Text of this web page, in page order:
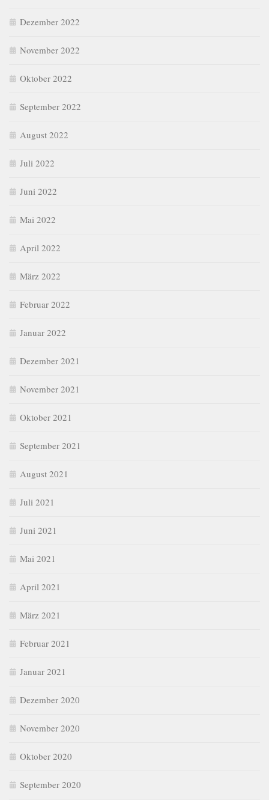
Dezember 2022
November 2022
Oktober 2022
September 2022
August 2022
Juli 2022
Juni 2022
Mai 2022
April 2022
März 2022
Februar 2022
Januar 2022
Dezember 2021
November 2021
Oktober 2021
September 2021
August 2021
Juli 2021
Juni 2021
Mai 2021
April 2021
März 2021
Februar 2021
Januar 2021
Dezember 2020
November 2020
Oktober 2020
September 2020